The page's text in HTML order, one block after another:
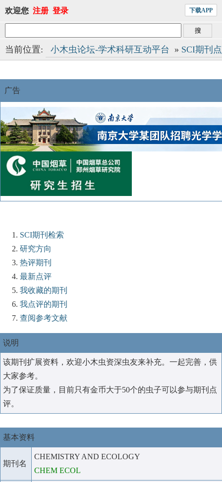
欢迎您 注册 登录 下载APP
当前位置: 小木虫论坛-学术科研互动平台 » SCI期刊
广告
SCI期刊检索
研究方向
热评期刊
最新点评
我收藏的期刊
我点评的期刊
查阅参考文献
说明
该期刊扩展资料，欢迎小木虫资深虫友来补充。一起完善，供
大家参考。
为了保证质量，目前只有金币大于50个的虫子可以参与期刊点
评。
基本资料
期刊名
CHEMISTRY AND ECOLOGY
CHEM ECOL